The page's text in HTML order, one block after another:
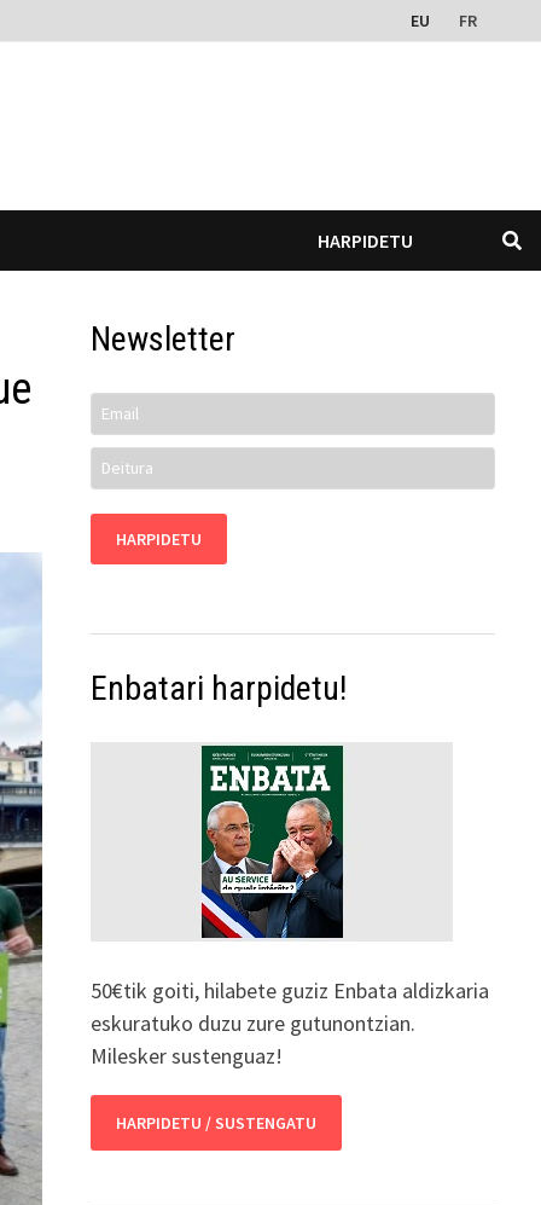
EU FR
HARPIDETU
Newsletter
Enbatari harpidetu!
50€tik goiti, hilabete guziz Enbata aldizkaria
eskuratuko duzu zure gutunontzian.
Milesker sustenguaz!
HARPIDETU / SUSTENGATU